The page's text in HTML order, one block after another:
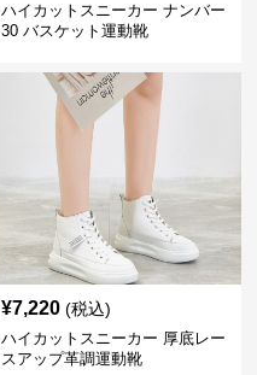
ハイカットスニーカー ナンバー
30 バスケット運動靴
¥7,220 (税込)
ハイカットスニーカー 厚底レー
スアップ革調運動靴